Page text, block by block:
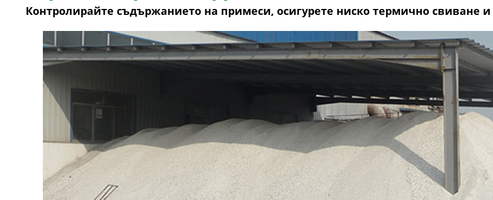
Контролирайте съдържанието на примеси, осигурете ниско термично свиване